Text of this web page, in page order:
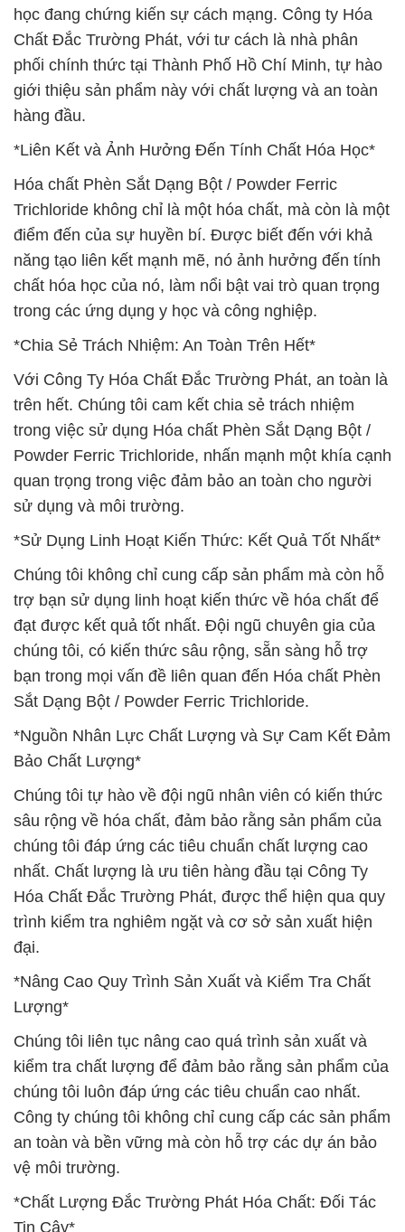
học đang chứng kiến sự cách mạng. Công ty Hóa
Chất Đắc Trường Phát, với tư cách là nhà phân
phối chính thức tại Thành Phố Hồ Chí Minh, tự hào
giới thiệu sản phẩm này với chất lượng và an toàn
hàng đầu.
*Liên Kết và Ảnh Hưởng Đến Tính Chất Hóa Học*
Hóa chất Phèn Sắt Dạng Bột / Powder Ferric
Trichloride không chỉ là một hóa chất, mà còn là một
điểm đến của sự huyền bí. Được biết đến với khả
năng tạo liên kết mạnh mẽ, nó ảnh hưởng đến tính
chất hóa học của nó, làm nổi bật vai trò quan trọng
trong các ứng dụng y học và công nghiệp.
*Chia Sẻ Trách Nhiệm: An Toàn Trên Hết*
Với Công Ty Hóa Chất Đắc Trường Phát, an toàn là
trên hết. Chúng tôi cam kết chia sẻ trách nhiệm
trong việc sử dụng Hóa chất Phèn Sắt Dạng Bột /
Powder Ferric Trichloride, nhấn mạnh một khía cạnh
quan trọng trong việc đảm bảo an toàn cho người
sử dụng và môi trường.
*Sử Dụng Linh Hoạt Kiến Thức: Kết Quả Tốt Nhất*
Chúng tôi không chỉ cung cấp sản phẩm mà còn hỗ
trợ bạn sử dụng linh hoạt kiến thức về hóa chất để
đạt được kết quả tốt nhất. Đội ngũ chuyên gia của
chúng tôi, có kiến thức sâu rộng, sẵn sàng hỗ trợ
bạn trong mọi vấn đề liên quan đến Hóa chất Phèn
Sắt Dạng Bột / Powder Ferric Trichloride.
*Nguồn Nhân Lực Chất Lượng và Sự Cam Kết Đảm
Bảo Chất Lượng*
Chúng tôi tự hào về đội ngũ nhân viên có kiến thức
sâu rộng về hóa chất, đảm bảo rằng sản phẩm của
chúng tôi đáp ứng các tiêu chuẩn chất lượng cao
nhất. Chất lượng là ưu tiên hàng đầu tại Công Ty
Hóa Chất Đắc Trường Phát, được thể hiện qua quy
trình kiểm tra nghiêm ngặt và cơ sở sản xuất hiện
đại.
*Nâng Cao Quy Trình Sản Xuất và Kiểm Tra Chất
Lượng*
Chúng tôi liên tục nâng cao quá trình sản xuất và
kiểm tra chất lượng để đảm bảo rằng sản phẩm của
chúng tôi luôn đáp ứng các tiêu chuẩn cao nhất.
Công ty chúng tôi không chỉ cung cấp các sản phẩm
an toàn và bền vững mà còn hỗ trợ các dự án bảo
vệ môi trường.
*Chất Lượng Đắc Trường Phát Hóa Chất: Đối Tác
Tin Cậy*